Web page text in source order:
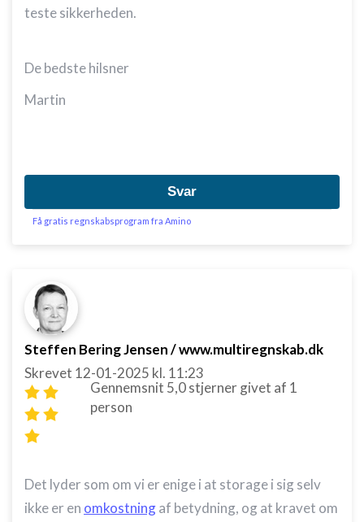
teste sikkerheden.
De bedste hilsner
Martin
Svar
Få gratis regnskabsprogram fra Amino
Steffen Bering Jensen / www.multiregnskab.dk
Skrevet 12-01-2025 kl. 11:23
Gennemsnit 5,0stjerner givet af 1
person
Det lyder som om vi er enige i at storage i sig selv
ikke er en omkostningaf betydning, og at kravet om